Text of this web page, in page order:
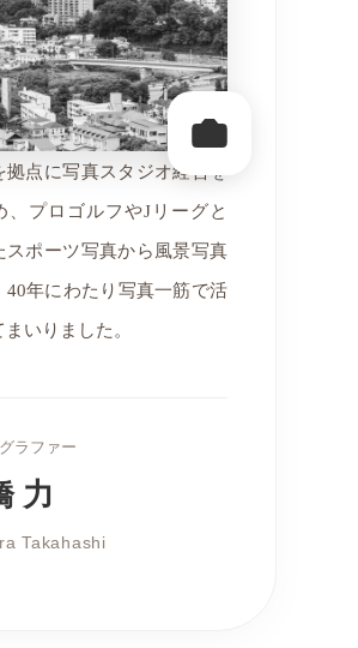
拠点に写真スタジオ経営を
、プロゴルフやJリーグと
スポーツ写真から風景写真
40年にわたり写真一筋で活
いりました。
ラファー
力
Takahashi